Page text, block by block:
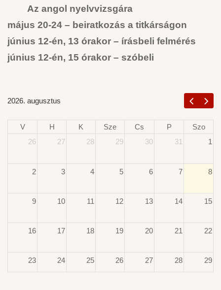
Az angol nyelvvizsgára
május 20-24 – beiratkozás a titkárságon
június 12-én, 13 órakor – írásbeli felmérés
június 12-én, 15 órakor – szóbeli
2026. augusztus
V H K Sze Cs P
Szo
26
27 28 29 30 31 1
2 3 4 5 6 7 8
9 10 11 12 13 14 15
16 17 18 19 20 21 22
23 24 25 26 27 28 29